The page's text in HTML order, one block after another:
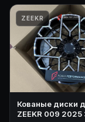
ZEEKR
Кованые диски
ZEEKR 009